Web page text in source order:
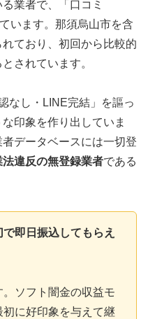
業者で、「口コミ
います。那須烏山市を含
ており、初回から比較的
されています。
なし・LINE完結」を謳っ
印象を作り出していま
データベースには一切登
法違反の無登録業者である
で即日振込してもらえ
ソフト闇金の収益モ
に好印象を与えて継